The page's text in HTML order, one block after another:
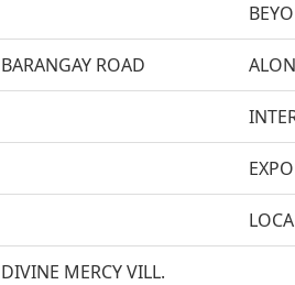
BARANGAY ROAD
DIVINE MERCY VILL.